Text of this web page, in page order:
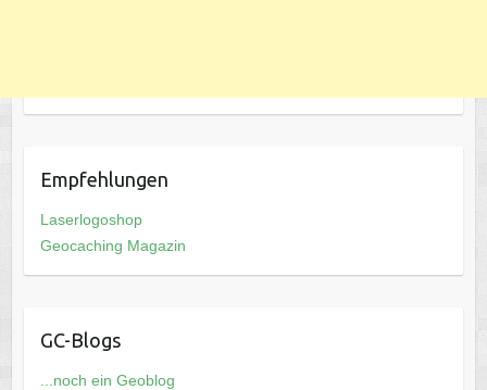
Empfehlungen
Laserlogoshop
Geocaching Magazin
GC-Blogs
...noch ein Geoblog